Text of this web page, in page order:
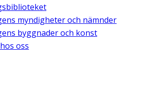
myndigheter och nämnder
byggnader och konst
oss